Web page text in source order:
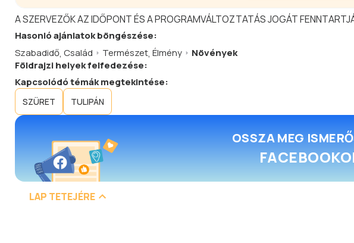
A SZERVEZŐK AZ IDŐPONT ÉS A PROGRAMVÁLTOZTATÁS JOGÁT
Hasonlóajánlatokböngészése:
Szabadidő, Család Természet, Élmény
Növények
Földrajzi helyek felfedezése:
Kapcsolódó témák megtekintése:
SZÜRET TULIPÁN
OSSZA MEG
LAP TETEJÉRE